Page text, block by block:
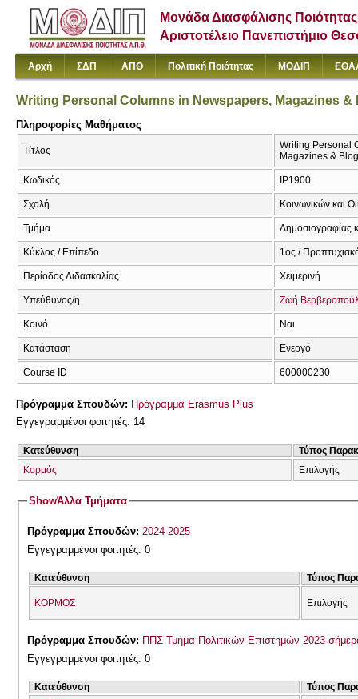
Μονάδα Διασφάλισης Ποιότητας
Αριστοτέλειο Πανεπιστήμιο
Αρχή ΣΔΠ ΑΠΘ Πολιτική Ποιότητας ΜΟΔΙΠ
Writing Personal Columns in Newspapers, Magazines &
Πληροφορίες Μαθήματος
Τίτλος
Writing Personal
Magazines &
Κωδικός IP1900
Σχολή Κοινωνικών και
Τμήμα Δημοσιογραφίας
Κύκλος / Επίπεδο 1ος /
Περίοδος Διδασκαλίας Χειμερινή
Υπεύθυνος/η Ζωή
Κοινό Ναι
Κατάσταση Ενεργό
Course ID 600000230
Πρόγραμμα Σπουδών: Πρόγραμμα Erasmus Plus
Εγγεγραμμένοι φοιτητές: 14
Κατεύθυνση
Τύπος
Κορμός
Επιλογής
ShowΆλλα Τμήματα
Πρόγραμμα Σπουδών:2024-2025
Εγγεγραμμένοι φοιτητές: 0
Κατεύθυνση Τύπος
ΚΟΡΜΟΣ Επιλογής
Πρόγραμμα Σπουδών: ΠΠΣ Τμήμα Πολιτικών Επιστημών 2023-
Εγγεγραμμένοι φοιτητές: 0
Κατεύθυνση
Τύπος